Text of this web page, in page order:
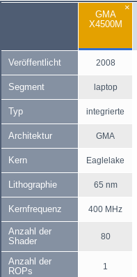
×
GMA
X4500M
Veröffentlicht 2008
Segment laptop
Typ integrierte
Architektur GMA
Kern Eaglelake
Lithographie 65 nm
Kernfrequenz 400 MHz
Anzahl der
Shader
80
Anzahl der
ROPs
1